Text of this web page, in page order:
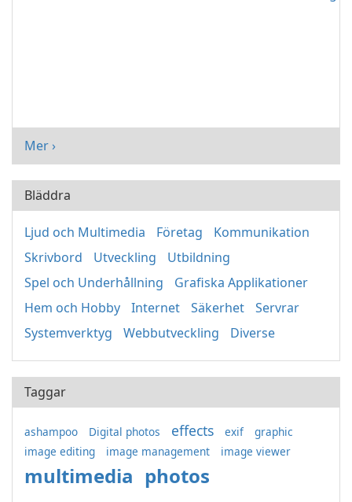
Mer ›
Bläddra
Ljud och Multimedia Företag
Kommunikation
Skrivbord
Utveckling
Utbildning
Spel och Underhållning
Grafiska Applikationer
Hem och Hobby
Internet Säkerhet
Servrar
Systemverktyg
Webbutveckling Diverse
Taggar
ashampoo Digital photos effects exif
graphic
image editing
image management image viewer
multimedia photos